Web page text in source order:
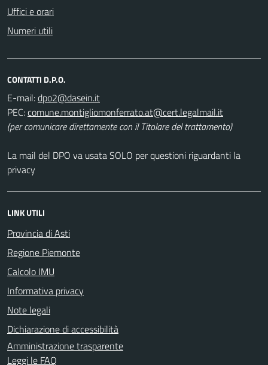
Uffici e orari
Numeri utili
CONTATTI D.P.O.
E-mail:
PEC:
(per comunicare direttamente con il Titolare del trattamento)
La mail del DPO va usata SOLO per questioni riguardanti la
privacy
LINK UTILI
Provincia di Asti
Regione Piemonte
Calcolo IMU
Informativa privacy
Note legali
Dichiarazione di accessibilità
Amministrazione trasparente
Leggi le FAQ